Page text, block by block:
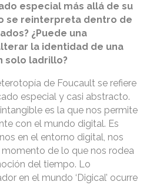
especial más allá de su
se reinterpreta dentro de
¿Puede una
la identidad de una
solo ladrillo?
de Foucault se refiere
especial y casi abstracto.
es la que nos permite
con el mundo digital. Es
en el entorno digital, nos
de lo que nos rodea
del tiempo. Lo
en el mundo ‘Digical’ ocurre